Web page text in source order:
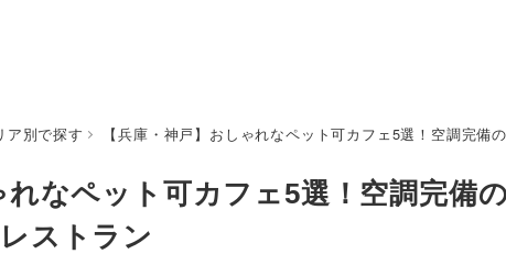
ア別で探す 【兵庫・神戸】おしゃれなペット可カフェ5選！空調完
れなペット可カフェ5選！空調完備
ストラン